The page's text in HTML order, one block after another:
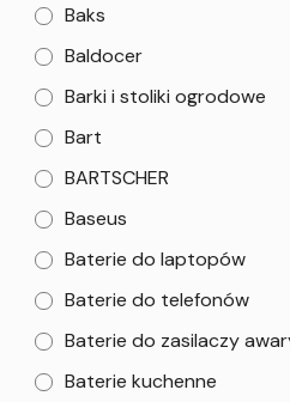
Baks
Baldocer
Barki i stoliki ogrodowe
Bart
BARTSCHER
Baseus
Baterie do laptopów
Baterie do telefonów
Baterie do zasilaczy
Baterie kuchenne